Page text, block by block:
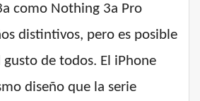
como Nothing 3a Pro
distintivos, pero es posible
de todos. El iPhone
diseño que la serie